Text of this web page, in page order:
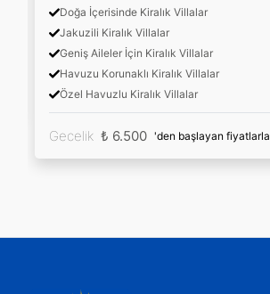
Doğa İçerisinde Kiralık Villalar
Jakuzili Kiralık Villalar
Geniş Aileler İçin Kiralık Villalar
Havuzu Korunaklı Kiralık Villalar
Özel Havuzlu Kiralık Villalar
Gecelik ₺ 6.500 'den başlayan fiyatlarla